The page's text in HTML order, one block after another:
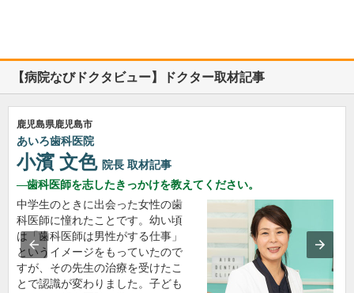
【病院なびドクタビュー】ドクター取材記事
鹿児島県鹿児島市
あいろ歯科医院
小濱 文色 院長 取材記事
歯科医師を志したきっかけを教えてください。
中学生のときに出会った女性の歯
科医師に憧れたことです。幼い頃
は「歯科医師は男性がする仕事」
というイメージをもっていたので
すが、その先生の治療を受けたこ
とで認識が変わりました。子ども